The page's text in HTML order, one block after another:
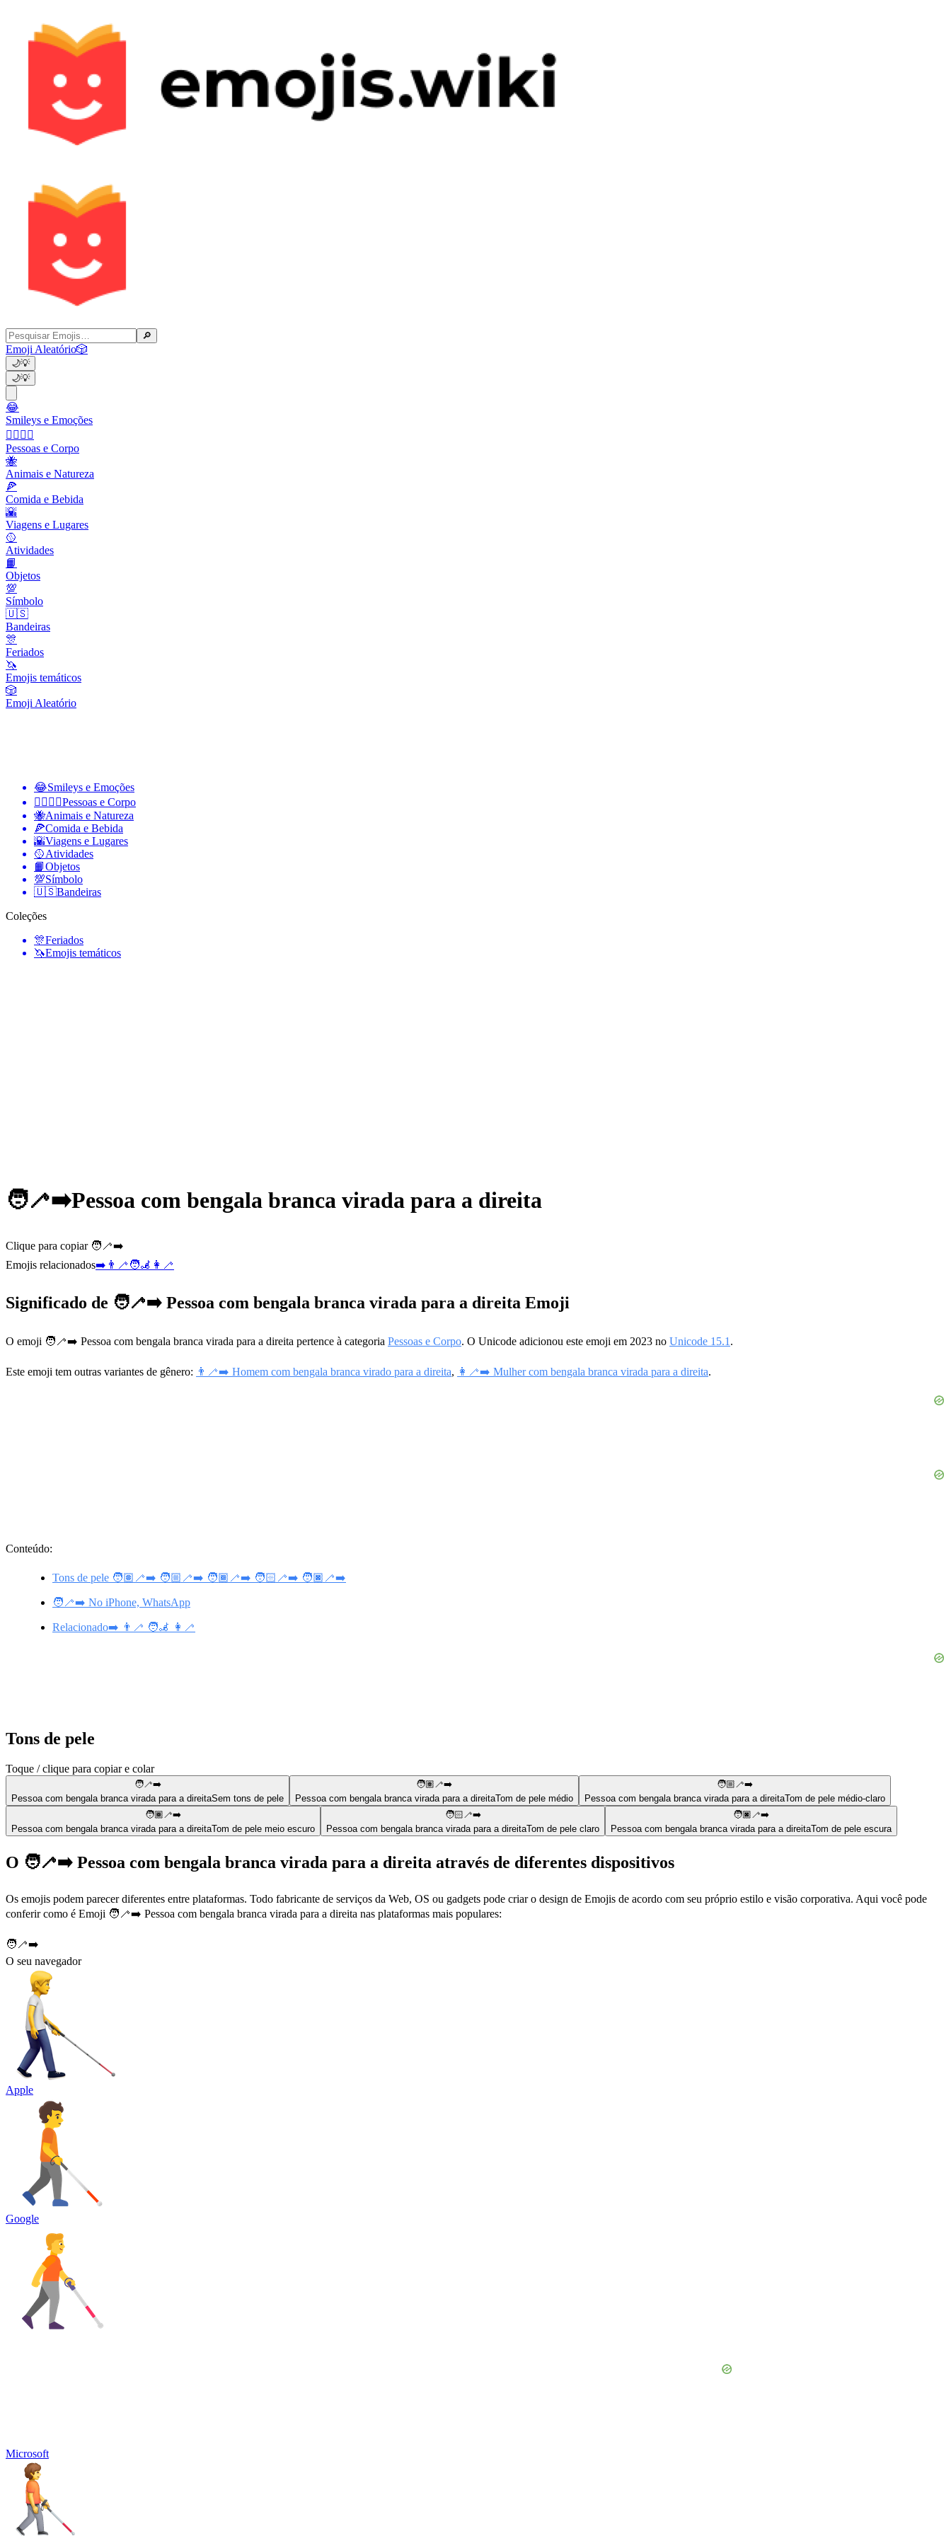
🔎
Emoji Aleatório🎲
🌙💡
🌙💡
😂
Smileys e Emoções
👩‍❤️‍💋‍👨
Pessoas e Corpo
🐝
Animais e Natureza
🍕
Comida e Bebida
🌇
Viagens e Lugares
🥎
Atividades
📙
Objetos
💯
Símbolo
🇺🇸
Bandeiras
🎊
Feriados
🦄
Emojis temáticos
🎲
Emoji Aleatório
😂Smileys e Emoções
👩‍❤️‍💋‍👨Pessoas e Corpo
🐝Animais e Natureza
🍕Comida e Bebida
🌇Viagens e Lugares
🥎Atividades
📙Objetos
💯Símbolo
🇺🇸Bandeiras
Coleções
🎊Feriados
🦄Emojis temáticos
🧑‍🦯‍➡️Pessoa com bengala branca virada para a direita
Clique para copiar 🧑‍🦯‍➡️
Emojis relacionados➡️ 👨‍🦯 🧑‍🦼 👩‍🦯
Significado de 🧑‍🦯‍➡️ Pessoa com bengala branca virada para a direita Emoji
O emoji 🧑‍🦯‍➡️ Pessoa com bengala branca virada para a direita pertence à categoria Pessoas e Corpo. O Unicode adicionou este emoji em 2023 no Unicode 15.1 .
Este emoji tem outras variantes de gênero: 👨‍🦯‍➡️ Homem com bengala branca virado para a direita, 👩‍🦯‍➡️ Mulher com bengala branca virada para a direita.
Conteúdo:
Tons de pele 🧑🏽‍🦯‍➡️ 🧑🏼‍🦯‍➡️ 🧑🏾‍🦯‍➡️ 🧑🏻‍🦯‍➡️ 🧑🏿‍🦯‍➡️
🧑‍🦯‍➡️ No iPhone, WhatsApp
Relacionado➡️ 👨‍🦯 🧑‍🦼 👩‍🦯
Tons de pele
Toque / clique para copiar e colar
🧑‍🦯‍➡️
Pessoa com bengala branca virada para a direitaSem tons de pele
🧑🏽‍🦯‍➡️
Pessoa com bengala branca virada para a direitaTom de pele médio
🧑🏼‍🦯‍➡️
Pessoa com bengala branca virada para a direitaTom de pele médio-claro
🧑🏾‍🦯‍➡️
Pessoa com bengala branca virada para a direitaTom de pele meio escuro
🧑🏻‍🦯‍➡️
Pessoa com bengala branca virada para a direitaTom de pele claro
🧑🏿‍🦯‍➡️
Pessoa com bengala branca virada para a direitaTom de pele escura
O 🧑‍🦯‍➡️ Pessoa com bengala branca virada para a direita através de diferentes dispositivos
Os emojis podem parecer diferentes entre plataformas. Todo fabricante de serviços da Web, OS ou gadgets pode criar o design de Emojis de acordo com seu próprio estilo e visão corporativa. Aqui você pode
conferir como é Emoji 🧑‍🦯‍➡️ Pessoa com bengala branca virada para a direita nas plataformas mais populares:
🧑‍🦯‍➡️
O seu navegador
Apple
Google
Microsoft